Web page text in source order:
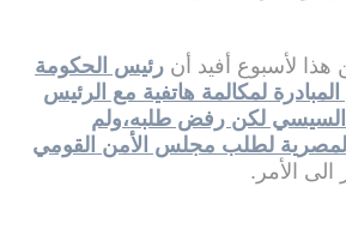
لأسبوع أفيد أن رئيس الحكومة
المبادرة لمكالمة هاتفية مع الرئيس
السيسي لكن رفض طلبه،ولم
لطلب مجلس الأمن القومي
الى الأمر.